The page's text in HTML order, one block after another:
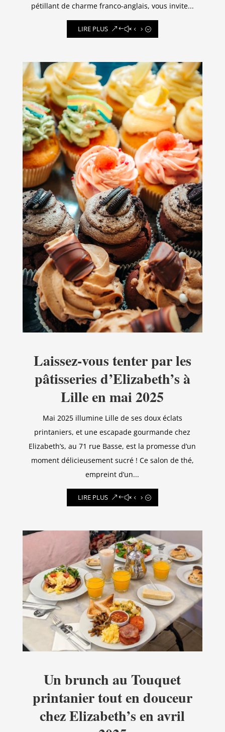
pétillant de charme franco-anglais, vous invite...
LIRE PLUS
Laissez-vous tenter par les
pâtisseries d’Elizabeth’s à
Lille en mai 2025
Mai 2025 illumine Lille de ses doux éclats
printaniers, et une escapade gourmande chez
Elizabeth’s, au 71 rue Basse, est la promesse d’un
moment délicieusement sucré ! Ce salon de thé,
empreint d’un...
LIRE PLUS
Un brunch au Touquet
printanier tout en douceur
chez Elizabeth’s en avril